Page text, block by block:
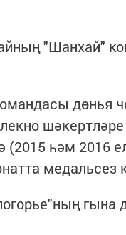
"Шанхай"
дөнья
(2015 һәм 2016
медальсез
гына